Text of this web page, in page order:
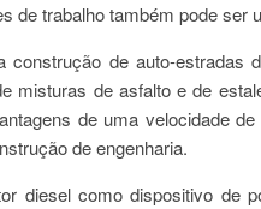
de trabalho também pode
construção de auto-
misturas de asfalto e de
de uma velocidade
de engenharia.
diesel como dispositivo de